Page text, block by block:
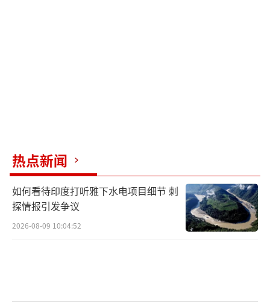
热点新闻
如何看待印度打听雅下水电项目细节 刺
探情报引发争议
2026-08-09 10:04:52